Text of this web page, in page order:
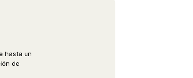
hasta un
de